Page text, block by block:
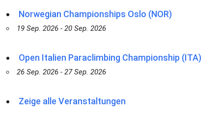
Norwegian Championships Oslo (NOR)
19 Sep. 2026 - 20 Sep. 2026
Open Italien Paraclimbing Championship (ITA)
26 Sep. 2026 - 27 Sep. 2026
Zeige alle Veranstaltungen